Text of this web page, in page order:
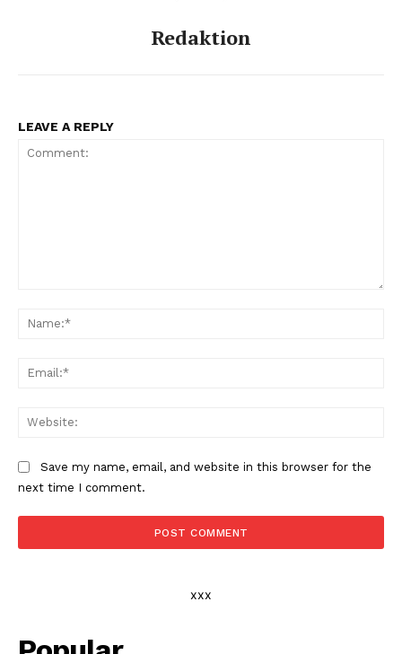
Redaktion
LEAVE A REPLY
Save my name, email, and website in this browser for the
next time I comment.
xxx